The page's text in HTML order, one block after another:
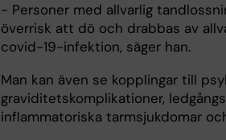
- Personer med allvarlig
överrisk att dö och drabbas av
covid-19-infektion, säger han.
Man kan även se kopplingar till
graviditetskomplikationer,
inflammatoriska tarmsjukdomar